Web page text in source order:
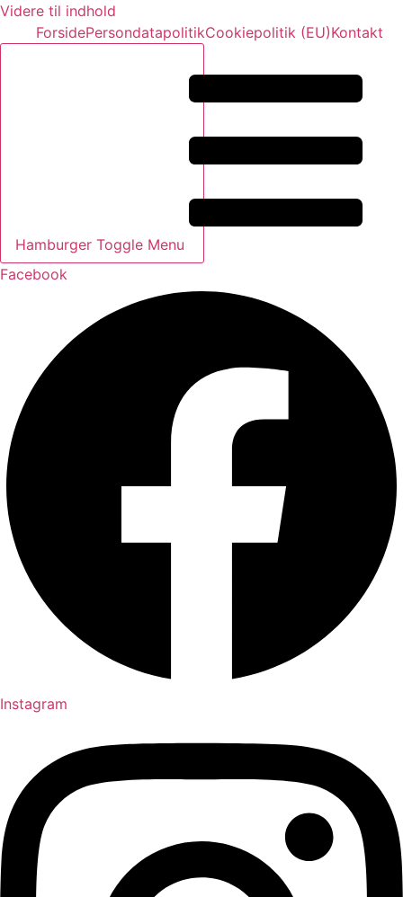
Videre til indhold
ForsidePersondatapolitikCookiepolitik (EU)Kontakt
Hamburger Toggle Menu
Facebook
Instagram